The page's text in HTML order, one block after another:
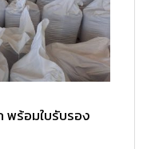
พร้อมใบรับรอง